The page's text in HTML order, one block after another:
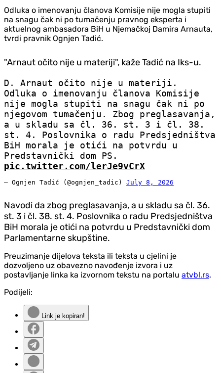
Odluka o imenovanju članova Komisije nije mogla stupiti
na snagu čak ni po tumačenju pravnog eksperta i
aktuelnog ambasadora BiH u Njemačkoj Damira Arnauta,
tvrdi pravnik Ognjen Tadić.
"Arnaut očito nije u materiji", kaže Tadić na Iks-u.
D. Arnaut očito nije u materiji.
Odluka o imenovanju članova Komisije
nije mogla stupiti na snagu čak ni po
njegovom tumačenju. Zbog preglasavanja,
a u skladu sa čl. 36. st. 3 i čl. 38.
st. 4. Poslovnika o radu Predsjedništva
BiH morala je otići na potvrdu u
Predstavnički dom PS.
pic.twitter.com/lerJe9vCrX
— Ognjen Tadić (@ognjen_tadic) July 8, 2026
Navodi da zbog preglasavanja, a u skladu sa čl. 36.
st. 3 i čl. 38. st. 4. Poslovnika o radu Predsjedništva
BiH morala je otići na potvrdu u Predstavnički dom
Parlamentarne skupštine.
Preuzimanje dijelova teksta ili teksta u cjelini je
dozvoljeno uz obavezno navođenje izvora i uz
postavljanje linka ka izvornom tekstu na portalu atvbl.rs.
Podijeli:
Link je kopiran!